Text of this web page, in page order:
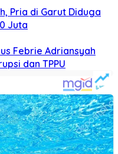
Pria di Garut Diduga
Juta
Febrie Adriansyah
dan TPPU